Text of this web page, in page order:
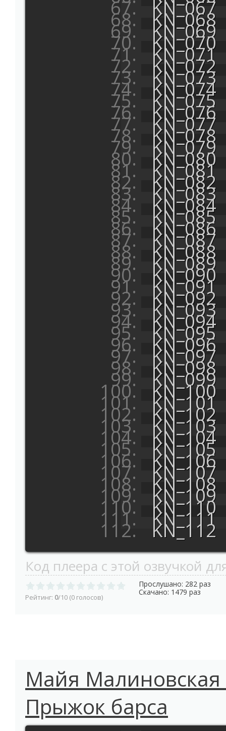
KN_067
KN_068
KN_069
KN_070
KN_071
KN_072
KN_073
KN_074
KN_075
KN_076
KN_077
KN_078
KN_079
KN_080
KN_081
KN_082
KN_083
KN_084
KN_085
KN_086
KN_087
KN_088
KN_089
KN_090
KN_091
KN_092
KN_093
KN_094
KN_095
KN_096
KN_097
KN_098
KN_099
KN_100
KN_101
KN_102
KN_103
KN_104
KN_105
KN_106
KN_107
KN_108
KN_109
KN_110
KN_111
KN_112
Код плеера с этой озвучкой
Рейтинг: 0/10 (0 голосов)
Прослушано: 282 раз
Скачано: 1479 раз
Майя Малиновская
Прыжок барса